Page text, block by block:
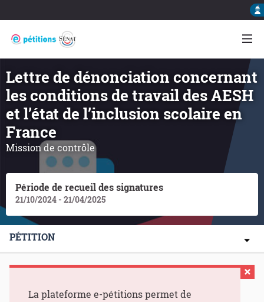
Lettre de dénonciation concernant
les conditions de travail des AESH
et l’état de l’inclusion scolaire en
France
Mission de contrôle
Période de recueil des signatures
21/10/2024 - 21/04/2025
PÉTITION
La plateforme e-pétitions permet de